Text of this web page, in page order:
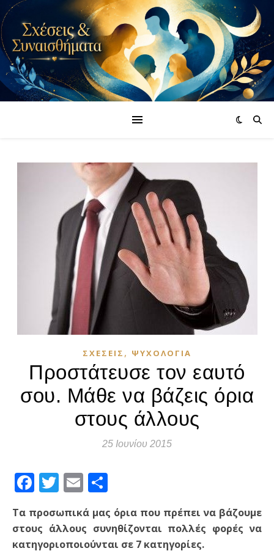
ΣΧΈΣΕΙΣ , ΨΥΧΟΛΟΓΊΑ
Προστάτευσε τον εαυτό
σου. Μάθε να βάζεις όρια
στους άλλους
25 Ιουνίου 2015
Facebook
Twitter
Email
Τα προσωπικά μας όρια που πρέπει να βάζουμε
στους άλλους συνηθίζονται πολλές φορές να
κατηγοριοποιούνται σε 7 κατηγορίες.